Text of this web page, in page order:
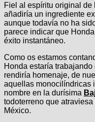
Fiel al espíritu original de
añadiría un ingrediente
aunque todavía no ha
parece indicar que
éxito instantáneo.
Como os estamos
Honda estaría
rendiría homenaje, de
aquellas monocilíndricas
nombre en la durísima
todoterreno que
México.